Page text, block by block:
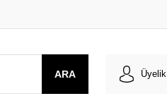
ARA Üyelik